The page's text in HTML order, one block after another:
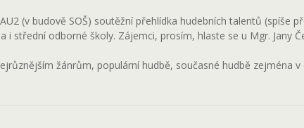
(v budově SOŠ) soutěžní přehlídka hudebních talentů (spíše
i střední odborné školy. Zájemci, prosím, hlaste se u Mgr. Jany
žánrům, populární hudbě, současné hudbě zejména